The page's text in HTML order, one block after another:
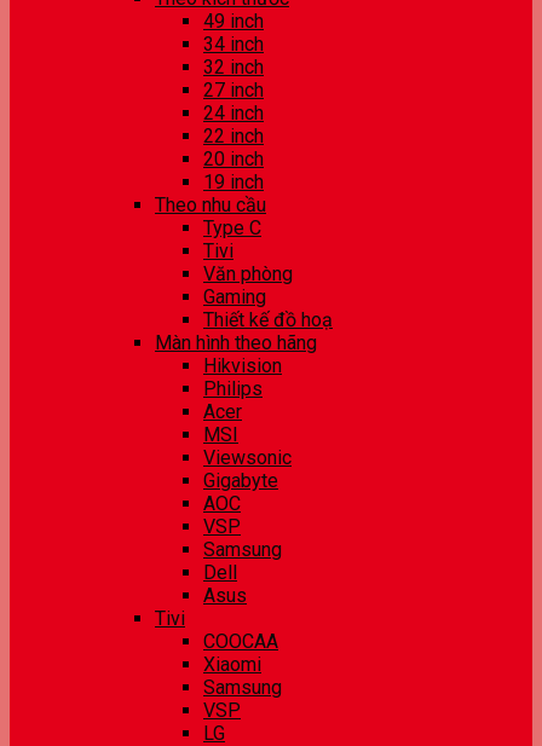
49 inch
34 inch
32 inch
27 inch
24 inch
22 inch
20 inch
19 inch
Theo nhu cầu
Type C
Tivi
Văn phòng
Gaming
Thiết kế đồ hoạ
Màn hình theo hãng
Hikvision
Philips
Acer
MSI
Viewsonic
Gigabyte
AOC
VSP
Samsung
Dell
Asus
Tivi
COOCAA
Xiaomi
Samsung
VSP
LG